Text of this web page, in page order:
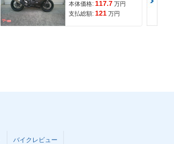
本体価格: 117.7 万円
支払総額: 121 万円
バイクレビュー